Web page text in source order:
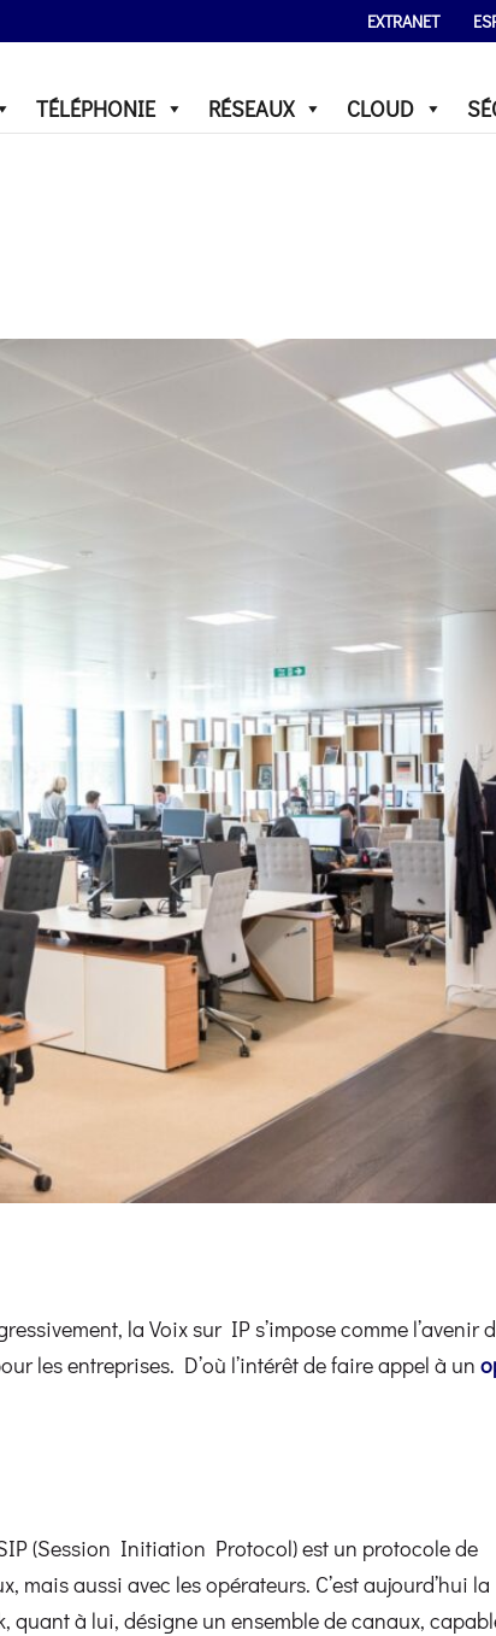
EXTRANET
TÉLÉPHONIE RÉSEAUX CLOUD
la Voix sur IP s’impose comme l’avenir
les entreprises. D’où l’intérêt de faire appel à un
(Session Initiation Protocol) est un protocole de
aussi avec les opérateurs. C’est aujourd’hui la
quant à lui, désigne un ensemble de canaux,